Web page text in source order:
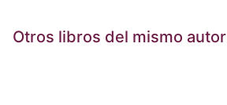
Otros libros del mismo autor